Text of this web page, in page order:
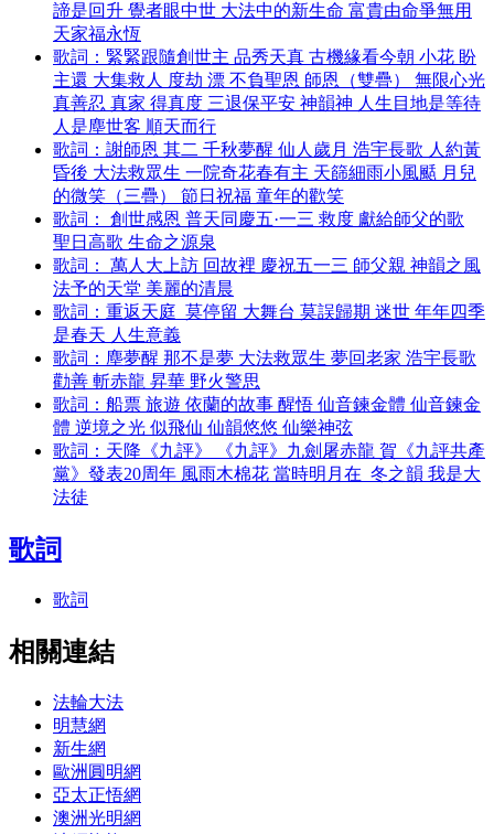
諦是回升 覺者眼中世 大法中的新生命 富貴由命爭無用
天家福永恆
歌詞：緊緊跟隨創世主 品秀天真 古機緣看今朝 小花 盼
主還 大集救人 度劫 漂 不負聖恩 師恩（雙疊） 無限心光
真善忍 真家 得真度 三退保平安 神韻神 人生目地是等待
人是塵世客 順天而行
歌詞：謝師恩 其二 千秋夢醒 仙人歲月 浩宇長歌 人約黃
昏後 大法救眾生 一院奇花春有主 天篩細雨小風颳 月兒
的微笑（三疊） 節日祝福 童年的歡笑
歌詞： 創世感恩 普天同慶五·一三 救度 獻給師父的歌
聖日高歌 生命之源泉
歌詞： 萬人大上訪 回故裡 慶祝五一三 師父親 神韻之風
法予的天堂 美麗的清晨
歌詞：重返天庭 莫停留 大舞台 莫誤歸期 迷世 年年四季
是春天 人生意義
歌詞：塵夢醒 那不是夢 大法救眾生 夢回老家 浩宇長歌
勸善 斬赤龍 昇華 野火警思
歌詞：船票 旅遊 依蘭的故事 醒悟 仙音鍊金體 仙音鍊金
體 逆境之光 似飛仙 仙韻悠悠 仙樂神弦
歌詞：天降《九評》 《九評》九劍屠赤龍 賀《九評共產
黨》發表20周年 風雨木棉花 當時明月在 冬之韻 我是大
法徒
歌詞
歌詞
相關連結
法輪大法
明慧網
新生網
歐洲圓明網
亞太正悟網
澳洲光明網